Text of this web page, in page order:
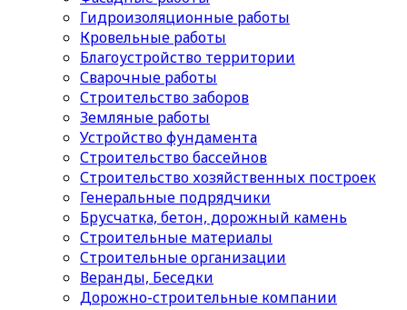
Гидроизоляционные работы
Кровельные работы
Благоустройство территории
Сварочные работы
Строительство заборов
Земляные работы
Устройство фундамента
Строительство бассейнов
Строительство хозяйственных построек
Генеральные подрядчики
Брусчатка, бетон, дорожный камень
Строительные материалы
Cтроительные организации
Веранды, Беседки
Дорожно-строительные компании